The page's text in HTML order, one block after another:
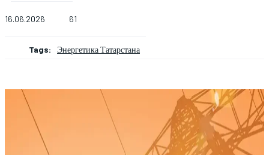
16.06.2026 61
Tags: Энергетика Татарстана